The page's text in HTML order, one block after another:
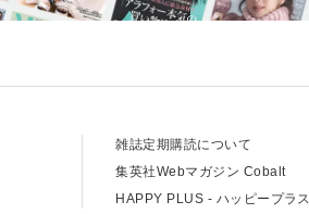
雑誌定期購読について
集英社Webマガジン Cobalt
HAPPY PLUS - ハッピープラス